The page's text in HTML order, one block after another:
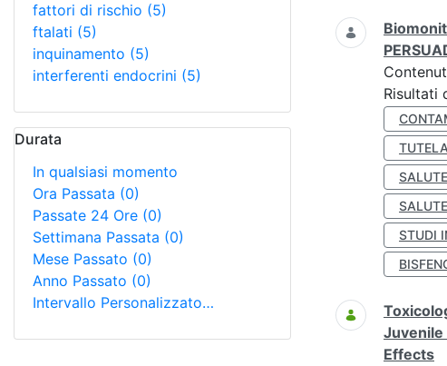
fattori di rischio (5)
ftalati (5)
inquinamento (5)
interferenti endocrini (5)
Durata
In qualsiasi momento
Ora Passata (0)
Passate 24 Ore (0)
Settimana Passata (0)
Mese Passato (0)
Anno Passato (0)
Intervallo Personalizzato…
Risultati
STUDI
Juvenile
Effects